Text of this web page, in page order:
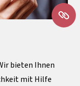
bieten Ihnen
mit Hilfe